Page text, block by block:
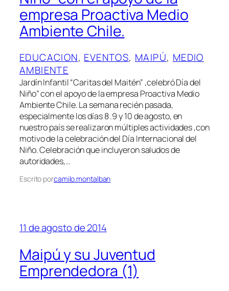
empresa Proactiva Medio
Ambiente Chile.
EDUCACION, EVENTOS, MAIPÚ, MEDIO
AMBIENTE
Jardín Infantil “Caritas del Maitén” ,celebró Día del
Niño” con el apoyo de la empresa Proactiva Medio
Ambiente Chile. La semana recién pasada,
especialmente los días 8 .9 y 10 de agosto, en
nuestro país se realizaron múltiples actividades ,con
motivo de la celebración del Día Internacional del
Niño. Celebración que incluyeron saludos de
autoridades,…
Escrito porcamilo.montalban
11 de agosto de 2014
Maipú y su Juventud
Emprendedora (1)